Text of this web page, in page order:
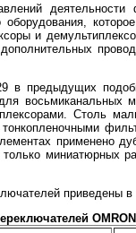
и
в предыдущих
восьмиканальных
Столь
применено
миниатюрных
приведены в
OMRON